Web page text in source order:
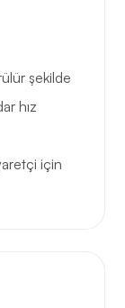
şekilde
hız
için